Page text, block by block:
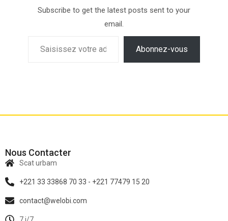
Subscribe to get the latest posts sent to your
email.
Abonnez-vous
Nous Contacter
Scat urbam
+221 33 33868 70 33 - +221 77479 15 20
contact@welobi.com